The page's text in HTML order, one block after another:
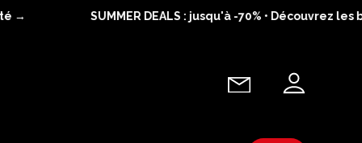
→ SUMMER DEALS : jusqu'à -70% • Découvrez les